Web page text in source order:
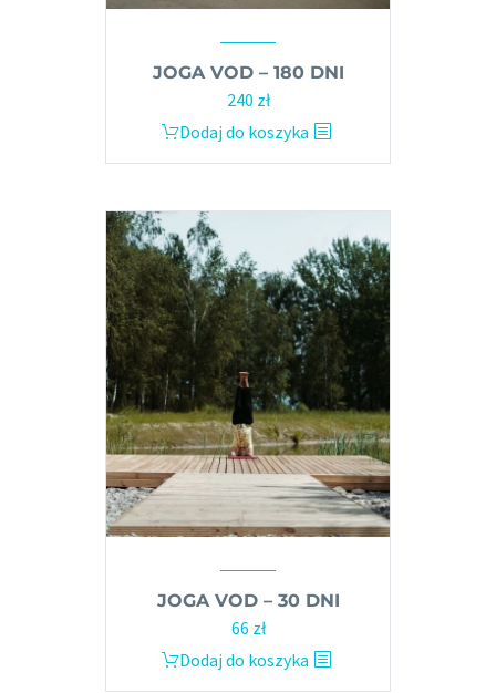
JOGA VOD – 180 DNI
240 zł
Dodaj do koszyka
JOGA VOD – 30 DNI
66 zł
Dodaj do koszyka